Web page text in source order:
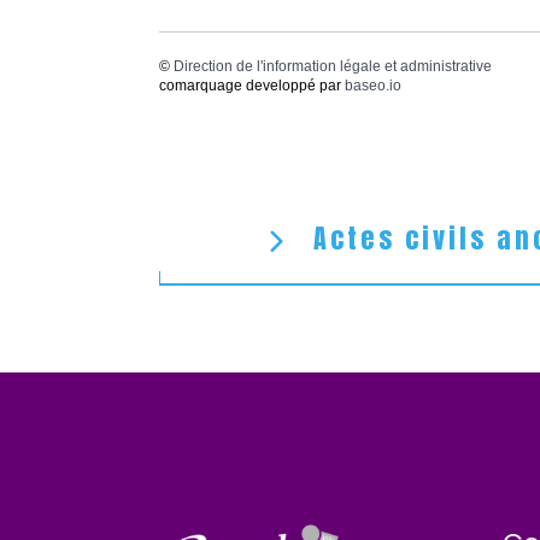
© Direction de l'information légale et administrative
comarquage developpé par baseo.io
Actes civils